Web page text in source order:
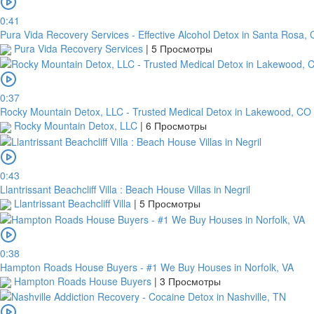
0:41
Pura Vida Recovery Services - Effective Alcohol Detox in Santa Rosa,
Pura Vida Recovery Services | 5 Просмотры
0:37
Rocky Mountain Detox, LLC - Trusted Medical Detox in Lakewood, CO
Rocky Mountain Detox, LLC | 6 Просмотры
0:43
Llantrissant Beachcliff Villa : Beach House Villas in Negril
Llantrissant Beachcliff Villa | 5 Просмотры
0:38
Hampton Roads House Buyers - #1 We Buy Houses in Norfolk, VA
Hampton Roads House Buyers | 3 Просмотры